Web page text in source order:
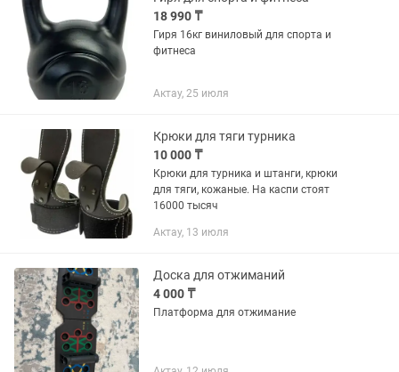
18 990 ₸
Гиря 16кг виниловый для спорта и
фитнеса
Актау, 25 июля
Крюки для тяги турника
10 000 ₸
Крюки для турника и штанги, крюки
для тяги, кожаные. На каспи стоят
16000 тысяч
Актау, 13 июля
Доска для отжиманий
4 000 ₸
Платформа для отжимание